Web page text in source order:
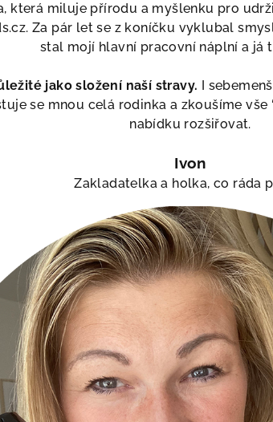
která miluje přírodu a myšlenku pro
Za pár let se z koníčku vyklubal
stal mojí hlavní pracovní náplní a já
jako složení naší stravy. I
se mnou celá rodinka a zkoušíme
nabídku rozšiřovat.
Ivon
Zakladatelka a holka, co ráda